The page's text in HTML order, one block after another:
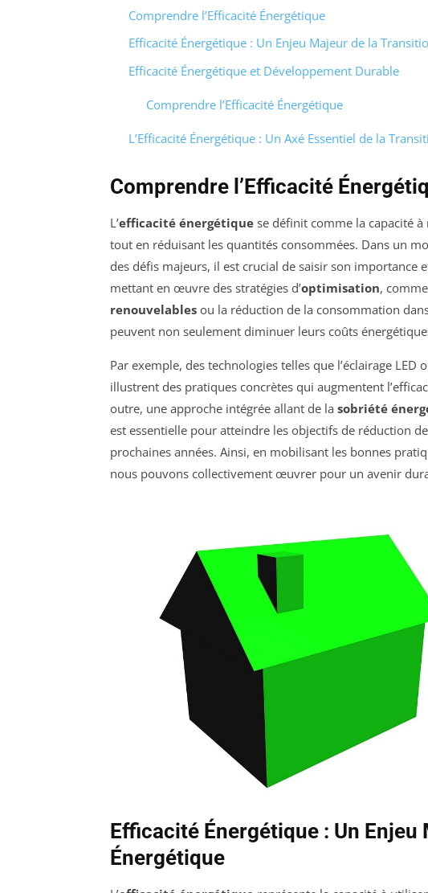
Comprendre l’Efficacité Énergétique
Efficacité Énergétique : Un Enjeu Majeur de la
Efficacité Énergétique et Développement Durable
Comprendre l’Efficacité Énergétique
L’Efficacité Énergétique : Un Axé Essentiel de la
Comprendre l’Efficacité
L’efficacité énergétique se définit comme la capacité
tout en réduisant les quantités consommées. Dans un
des défis majeurs, il est crucial de saisir son importance
mettant en œuvre des stratégies d’optimisation,
renouvelables ou la réduction de la consommation
peuvent non seulement diminuer leurs coûts
Par exemple, des technologies telles que l’éclairage LED
illustrent des pratiques concrètes qui augmentent
outre, une approche intégrée allant de la sobriété
est essentielle pour atteindre les objectifs de réduction
prochaines années. Ainsi, en mobilisant les bonnes
nous pouvons collectivement œuvrer pour un avenir
Efficacité Énergétique : Un
Énergétique